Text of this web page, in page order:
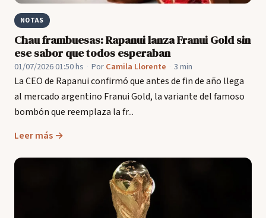
NOTAS
Chau frambuesas: Rapanui lanza Franui Gold sin
ese sabor que todos esperaban
01/07/2026 01:50 hs PorCamila Llorente 3 min
La CEO de Rapanui confirmó que antes de fin de año llega
al mercado argentino Franui Gold, la variante del famoso
bombón que reemplaza la fr...
Leer más →